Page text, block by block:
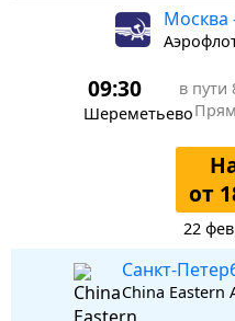
Москва
09:30
Шереметьево
в пути
от
22
Санкт-
China Eastern